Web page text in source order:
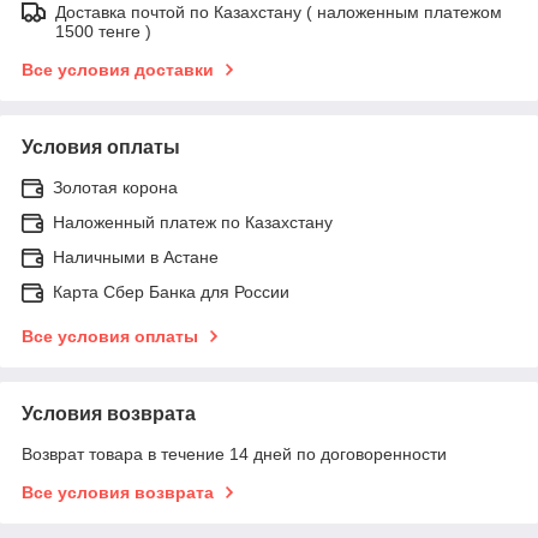
Доставка почтой по Казахстану ( наложенным платежом
1500 тенге )
Все условия доставки
Условия оплаты
Золотая корона
Наложенный платеж по Казахстану
Наличными в Астане
Карта Сбер Банка для России
Все условия оплаты
Условия возврата
Возврат товара в течение 14 дней по договоренности
Все условия возврата